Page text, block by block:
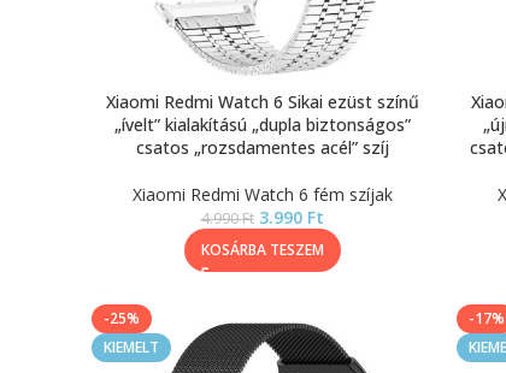
Xiaomi Redmi Watch 6 Sikai ezüst színű
„ívelt” kialakítású „dupla biztonságos”
csatos „rozsdamentes acél” szíj
Xiaomi Redmi Watch 6 fém szíjak
4.990Ft 3.990 Ft
KOSÁRBA TESZEM
-25%
KIEMELT
-17%